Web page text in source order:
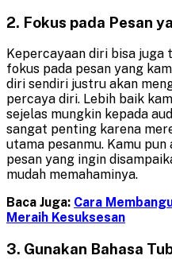
2. Fokus pada Pesan
Kepercayaan diri bisa
fokus pada pesan yang
diri sendiri justru akan
percaya diri. Lebih baik
sejelas mungkin kepada
sangat penting karena
utama pesanmu. Kamu
pesan yang ingin
mudah memahaminya.
Baca Juga: Cara
Meraih Kesuksesan
3. Gunakan Bahasa